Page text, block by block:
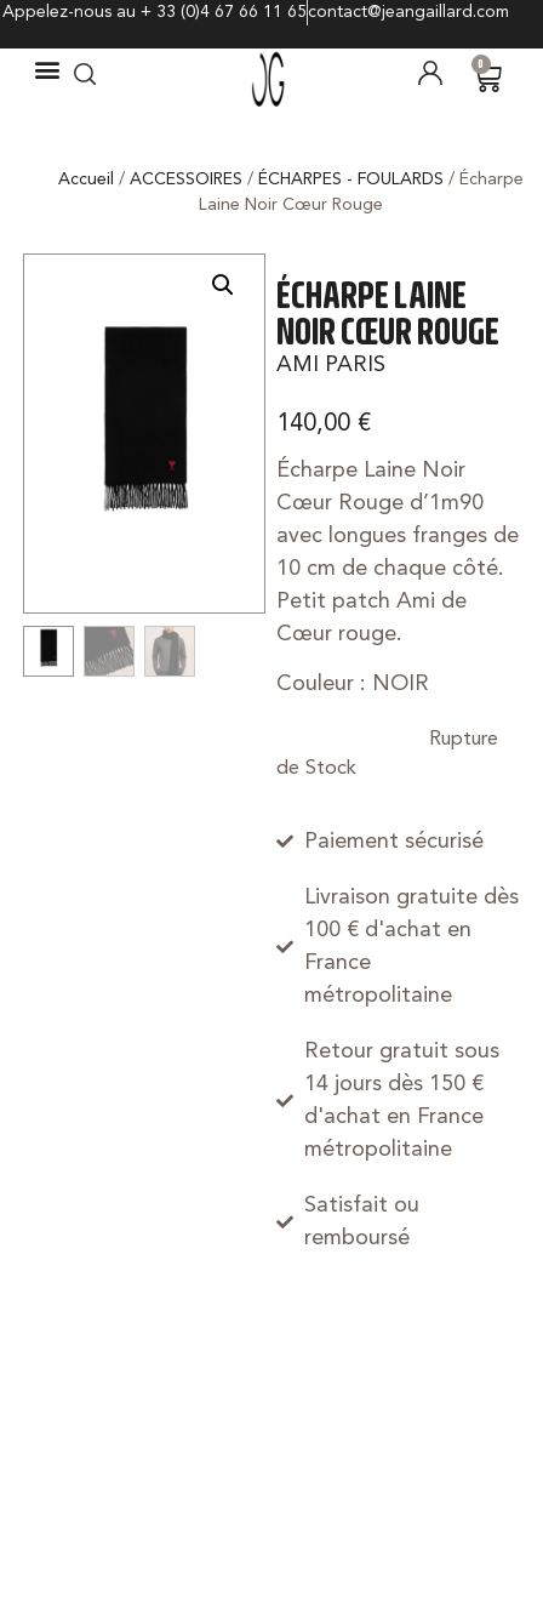
Appelez-nous au + 33 (0)4 67 66 11 65contact@jeangaillard.com
0
Accueil / ACCESSOIRES / ÉCHARPES - FOULARDS / Écharpe
Laine Noir Cœur Rouge
ÉCHARPE LAINE
NOIR CŒUR ROUGE
AMI PARIS
140,00€
Écharpe Laine Noir
Cœur Rouge d’1m90
avec longues franges de
10 cm de chaque côté.
Petit patch Ami de
Cœur rouge.
Couleur : NOIR
Paiement sécurisé
Livraison gratuite dès
100 € d'achat en
France
métropolitaine
Retour gratuit sous
14 jours dès 150 €
d'achat en France
métropolitaine
Satisfait ou
remboursé